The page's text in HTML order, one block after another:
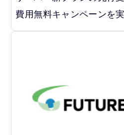
費用無料キャンペーンを